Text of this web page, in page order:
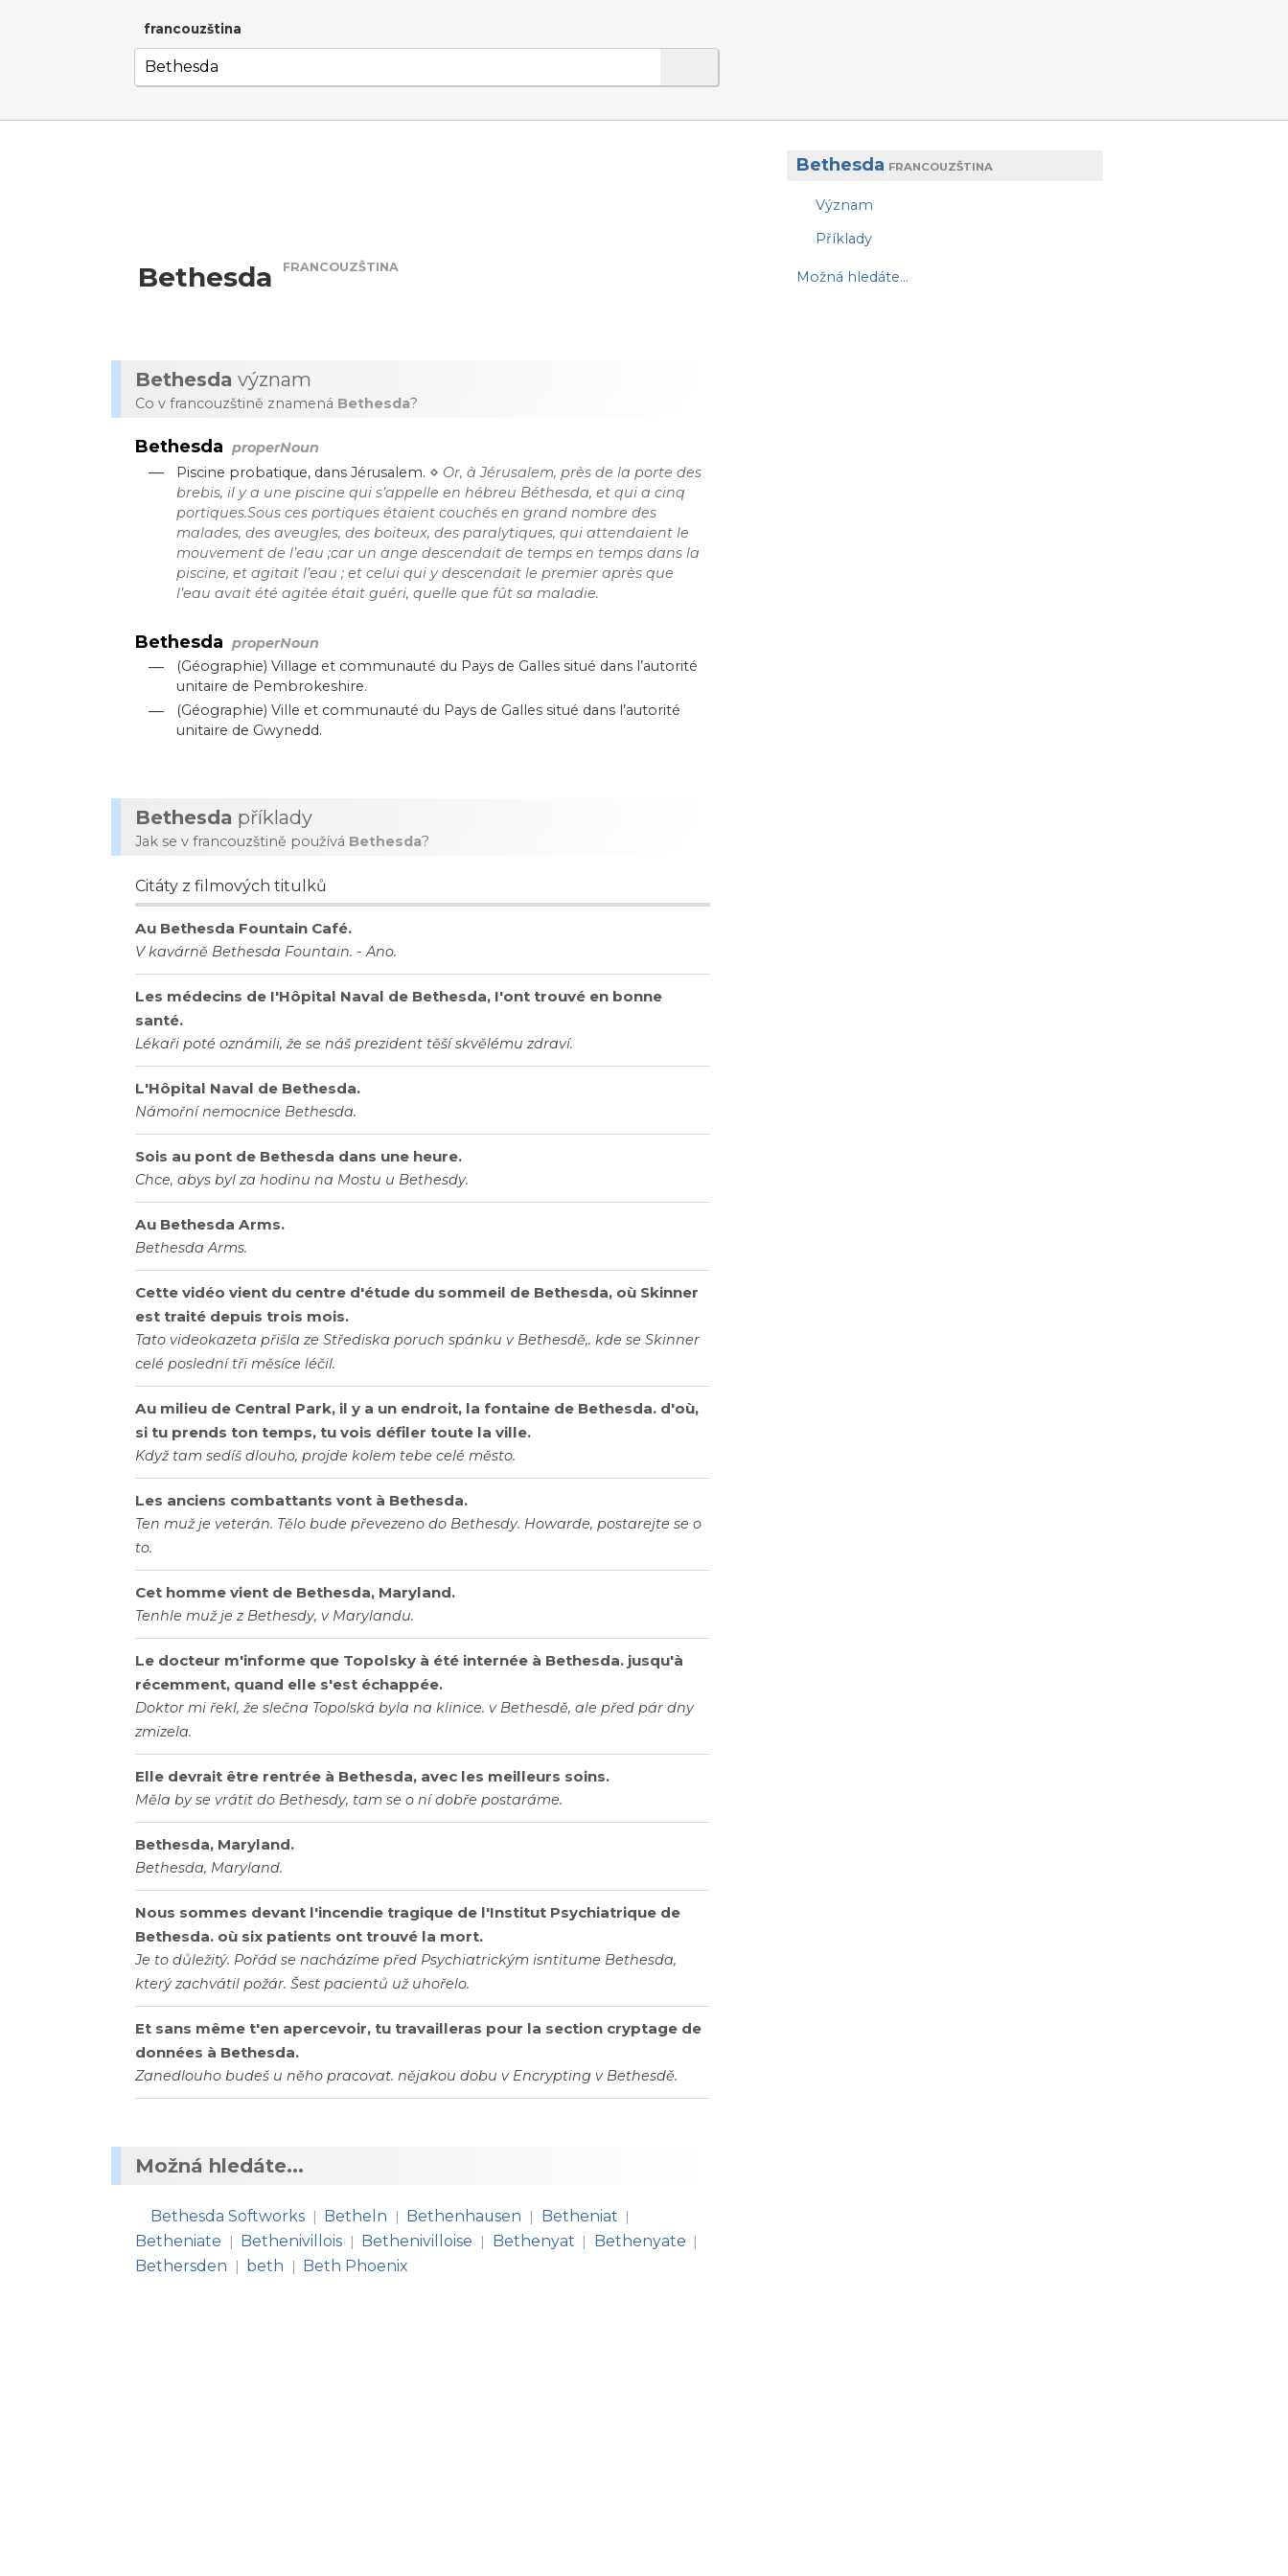
francouzština
Bethesda FRANCOUZŠTINA
Význam
Příklady
Možná hledáte...
Bethesda FRANCOUZŠTINA
Bethesda význam
Co v francouzštině znamená Bethesda?
Bethesda properNoun
— Piscine probatique, dans Jérusalem. ⋄ Or, à Jérusalem, près de la porte des
brebis, il y a une piscine qui s’appelle en hébreu Béthesda, et qui a cinq
portiques.Sous ces portiques étaient couchés en grand nombre des
malades, des aveugles, des boiteux, des paralytiques, qui attendaient le
mouvement de l’eau ;car un ange descendait de temps en temps dans la
piscine, et agitait l’eau ; et celui qui y descendait le premier après que
l’eau avait été agitée était guéri, quelle que fût sa maladie.
Bethesda properNoun
—
(Géographie) Village et communauté du Pays de Galles situé dans l’autorité
unitaire de Pembrokeshire.
—
(Géographie) Ville et communauté du Pays de Galles situé dans l’autorité
unitaire de Gwynedd.
Bethesda příklady
Jak se v francouzštině používá Bethesda?
Citáty z filmových titulků
Au Bethesda Fountain Café.
V kavárně Bethesda Fountain. - Ano.
Les médecins de I'Hôpital Naval de Bethesda, I'ont trouvé en bonne
santé.
Lékaři poté oznámili, že se náš prezident těší skvělému zdraví.
L'Hôpital Naval de Bethesda.
Námořní nemocnice Bethesda.
Sois au pont de Bethesda dans une heure.
Chce, abys byl za hodinu na Mostu u Bethesdy.
Au Bethesda Arms.
Bethesda Arms.
Cette vidéo vient du centre d'étude du sommeil de Bethesda, où Skinner
est traité depuis trois mois.
Tato videokazeta přišla ze Střediska poruch spánku v Bethesdě,. kde se Skinner
celé poslední tři měsíce léčil.
Au milieu de Central Park, il y a un endroit, la fontaine de Bethesda. d'où,
si tu prends ton temps, tu vois défiler toute la ville.
Když tam sedíš dlouho, projde kolem tebe celé město.
Les anciens combattants vont à Bethesda.
Ten muž je veterán. Tělo bude převezeno do Bethesdy. Howarde, postarejte se o
to.
Cet homme vient de Bethesda, Maryland.
Tenhle muž je z Bethesdy, v Marylandu.
Le docteur m'informe que Topolsky à été internée à Bethesda. jusqu'à
récemment, quand elle s'est échappée.
Doktor mi řekl, že slečna Topolská byla na klinice. v Bethesdě, ale před pár dny
zmizela.
Elle devrait être rentrée à Bethesda, avec les meilleurs soins.
Měla by se vrátit do Bethesdy, tam se o ní dobře postaráme.
Bethesda, Maryland.
Bethesda, Maryland.
Nous sommes devant l'incendie tragique de l'Institut Psychiatrique de
Bethesda. où six patients ont trouvé la mort.
Je to důležitý. Pořád se nacházíme před Psychiatrickým isntitume Bethesda,
který zachvátil požár. Šest pacientů už uhořelo.
Et sans même t'en apercevoir, tu travailleras pour la section cryptage de
données à Bethesda.
Zanedlouho budeš u něho pracovat. nějakou dobu v Encrypting v Bethesdě.
Možná hledáte...
Bethesda Softworks | Betheln | Bethenhausen | Betheniat |
Betheniate | Bethenivillois | Bethenivilloise | Bethenyat | Bethenyate |
Bethersden | beth | Beth Phoenix